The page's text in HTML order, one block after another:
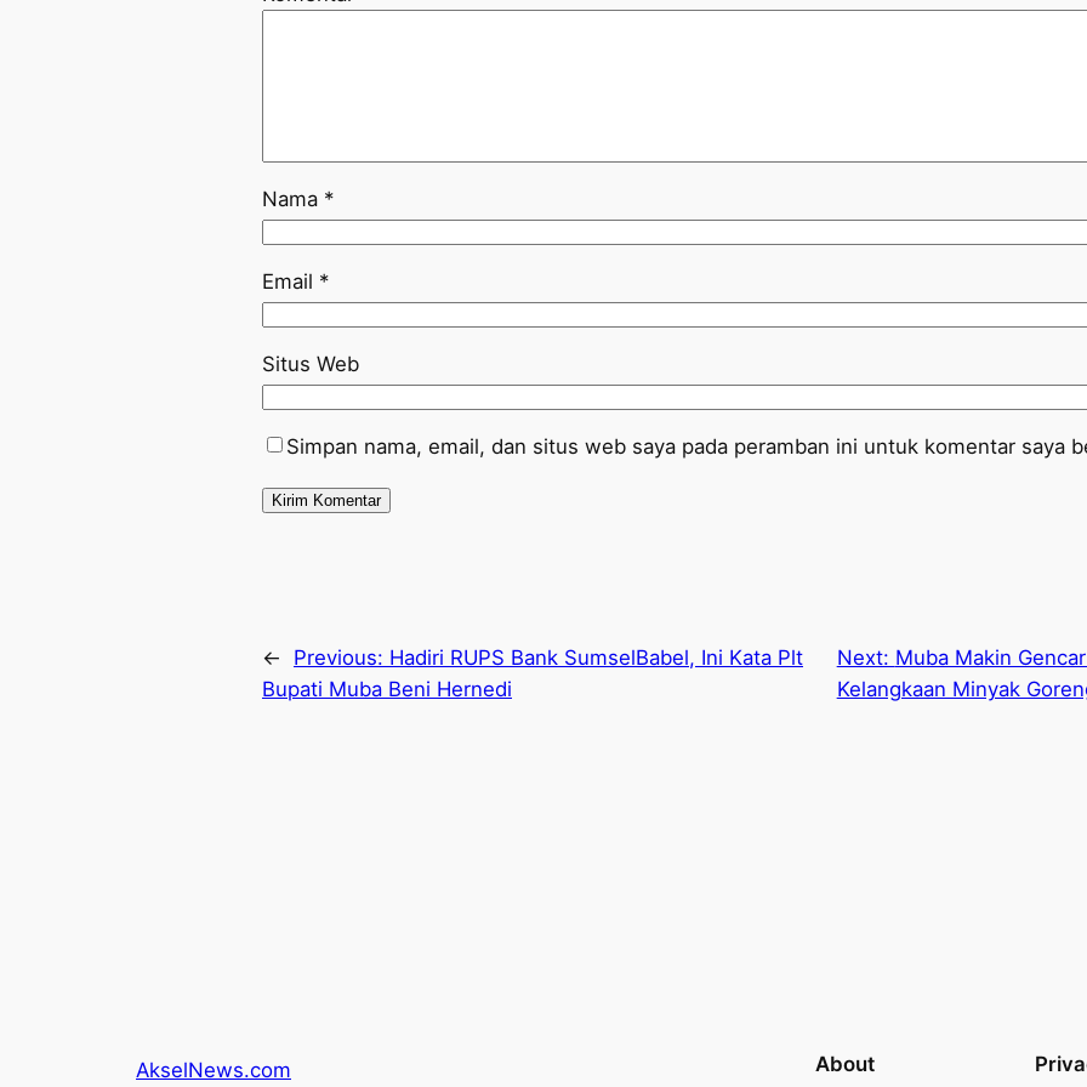
Nama *
Email *
Situs Web
Simpan nama, email, dan situs web saya pada peramban ini untuk komentar saya
← Previous: Hadiri RUPS Bank SumselBabel, Ini Kata Plt
Bupati Muba Beni Hernedi
Next: Muba Makin
Kelangkaan Minyak
AkselNews.com About